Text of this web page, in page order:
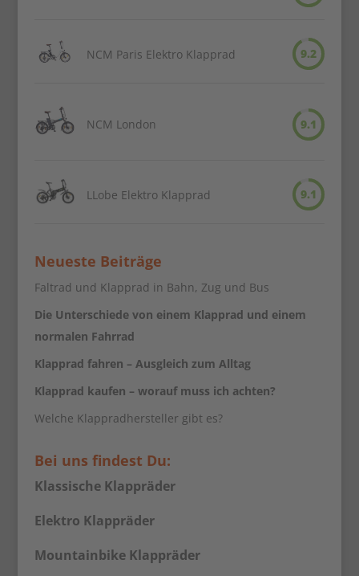
NCM Paris Elektro Klapprad 9.2
NCM London 9.1
LLobe Elektro Klapprad 9.1
Neueste Beiträge
Faltrad und Klapprad in Bahn, Zug und Bus
Die Unterschiede von einem Klapprad und einem
normalen Fahrrad
Klapprad fahren – Ausgleich zum Alltag
Klapprad kaufen – worauf muss ich achten?
Welche Klappradhersteller gibt es?
Bei uns findest Du:
Klassische Klappräder
Elektro Klappräder
Mountainbike Klappräder